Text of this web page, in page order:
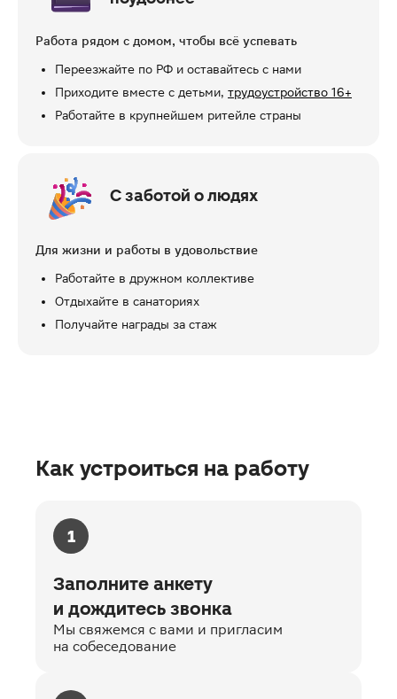
Работа рядом с домом, чтобы всё успевать
Переезжайте по РФ и оставайтесь с нами
Приходите вместе с детьми, трудоустройство 16+
Работайте в крупнейшем ритейле страны
С заботой о людях
Для жизни и работы в удовольствие
Работайте в дружном коллективе
Отдыхайте в санаториях
Получайте награды за стаж
Как устроиться на работу
1
Заполните анкету
и дождитесь звонка
Мы свяжемся с вами и пригласим
на собеседование